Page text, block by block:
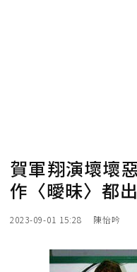
賀軍翔演壞壞
作〈曖昧〉都
2023-09-01 15:28 陳怡吟